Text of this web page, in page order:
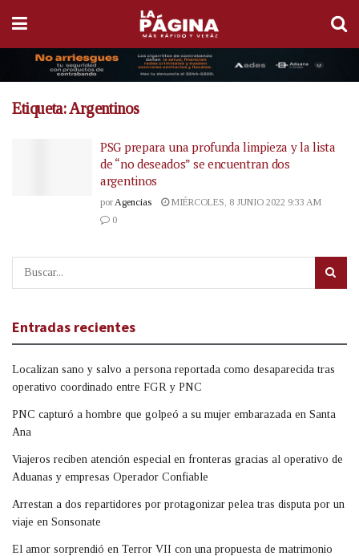
Etiqueta:Argentinos
PSG prepara una profunda limpieza y la lista
de “no deseados” se encuentran dos
argentinos
por Agencias
MIÉRCOLES, 8 JUNIO 2022 9:33 AM
0
Entradas recientes
Localizan sano y salvo a persona reportada como desaparecida tras
operativo coordinado entre FGR y PNC
PNC capturó a hombre que golpeó a su mujer embarazada en Santa
Ana
Viajeros reciben atención especial en fronteras gracias al operativo de
Aduanas y empresas Operador Confiable
Arrestan a dos repartidores por protagonizar pelea tras disputa por un
viaje en Sonsonate
El amor sorprendió en Terror VII con una propuesta de matrimonio